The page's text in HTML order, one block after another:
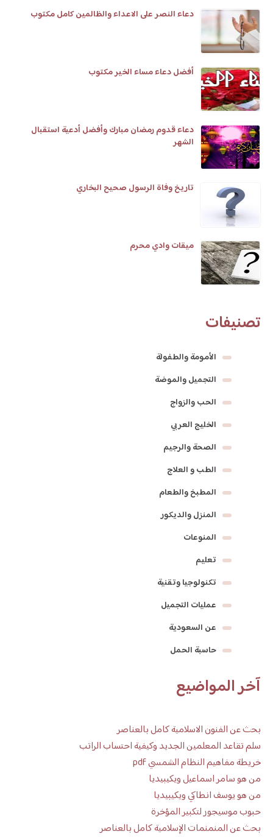
دعاء النصر على الاعداء والظالمين كامل مكتوب
أفضل دعاء مساء الخير مكتوب
دعاء قدوم رمضان مبارك وأفضل أدعية استقبال
الشهر
تاريخ وفاة الرسول صحيح البخاري
ميقات وادي محرم
تصنيفات
الأمومة والطفولة
التجميل والموضة
الحب والزواج
الخليج العربي
الصحة والرجيم
الطب و العلاج
المطبخ والطعام
المنزل والديكور
المنوعات
تعليم
تكنولوجيا وتقنية
عمليات التجميل
عن السعودية
حاسبة الحمل
آخر المواضيع
بحث عن الفنون الاسلامية كامل بالعناصر
سلم تقاعد المعلمين الجديد وكيفية احتساب الراتب
خريطة مفاهيم النظام الشمسي pdf
من هو سامر اسماعيل ويكيبيديا
من هو يوسف انطاكي ويكيبيديا
حبوب موسيجور لتكبير المؤخرة
بحث عن المنمنمات الإسلامية كامل بالعناصر